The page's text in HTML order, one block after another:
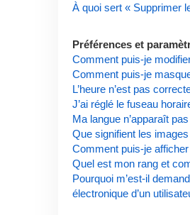
À quoi sert « Supprimer
Préférences et
Comment puis-je
Comment puis-je
L’heure n’est pas
J’ai réglé le fuseau
Ma langue n’apparaît
Que signifient les
Comment puis-je
Quel est mon rang et
Pourquoi m’est-il
électronique d’un